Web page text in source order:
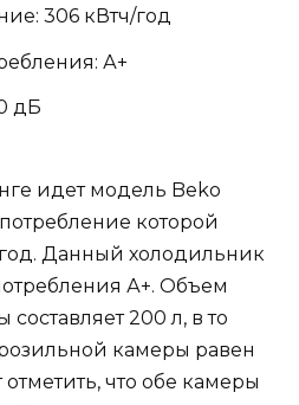
306 кВтч/год
А+
дБ
идет модель Beko
которой
год. Данный холодильник
А+. Объем
200 л, в то
камеры равен
что обе камеры